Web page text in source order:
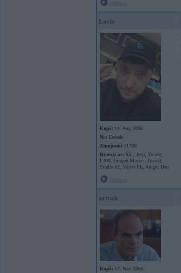
Locis
Kopš: 14. Aug 2008
No: Dobele
Ziņojumi: 11700
Braucu ar: X5 , Jeep, Tuareg,
L200, Jumper,Master ,Transit,
Stralis x2, Volvo FL, Atego, Deu
arizah
Kopš: 17. Nov 2005